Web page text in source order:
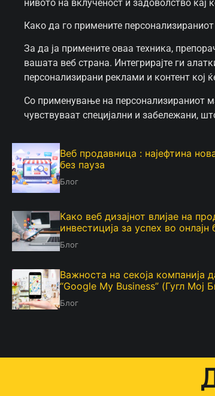
нивото на вклученост и задоволство кај
Како да го примените
За да ја примените оваа техника,
вашата веб страна. Интегрирајте ги
персонализирани реклами и контент кој
Со применување на персонализираниот
чувствуваат специјални и забележани,
Веб продавница : најефтина
без пауза
Блог
Како веб дизајнот влијае на
инвестиција за успех во онлајн
Блог
Важноста на секоја компанија
“Google My Business” (Гугл Мој
Блог